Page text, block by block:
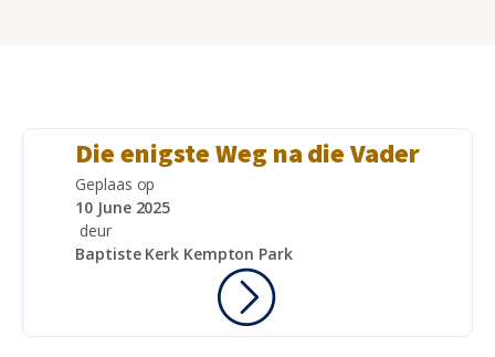
Die enigste Weg na die Vader
Geplaas op
10 June 2025
deur
Baptiste Kerk Kempton Park